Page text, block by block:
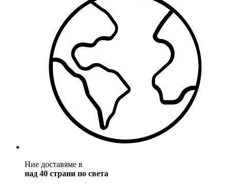
Ние доставяме в
над 40 страни по света